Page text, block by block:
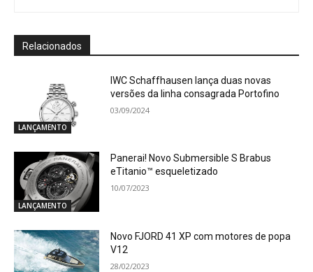
Relacionados
LANÇAMENTO
IWC Schaffhausen lança duas novas
versões da linha consagrada Portofino
03/09/2024
LANÇAMENTO
Panerai! Novo Submersible S Brabus
eTitanio™ esqueletizado
10/07/2023
Novo FJORD 41 XP com motores de popa
V12
28/02/2023